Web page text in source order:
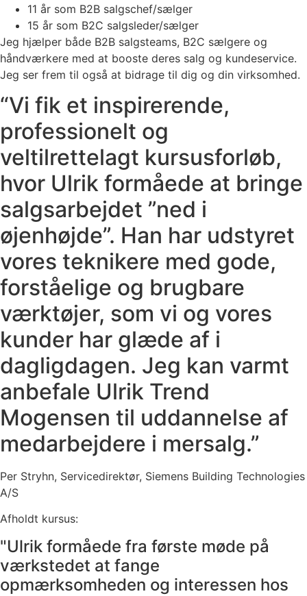
11 år som B2B salgschef/sælger
15 år som B2C salgsleder/sælger
Jeg hjælper både B2B salgsteams, B2C sælgere og
håndværkere med at booste deres salg og kundeservice.
Jeg ser frem til også at bidrage til dig og din virksomhed.
“Vi fik et inspirerende,
professionelt og
veltilrettelagt kursusforløb,
hvor Ulrik formåede at bringe
salgsarbejdet ”ned i
øjenhøjde”. Han har udstyret
vores teknikere med gode,
forståelige og brugbare
værktøjer, som vi og vores
kunder har glæde af i
dagligdagen. Jeg kan varmt
anbefale Ulrik Trend
Mogensen til uddannelse af
medarbejdere i mersalg.”
Per Stryhn, Servicedirektør, Siemens Building Technologies
A/S
Afholdt kursus:
"Ulrik formåede fra første møde på
værkstedet at fange
opmærksomheden og interessen hos